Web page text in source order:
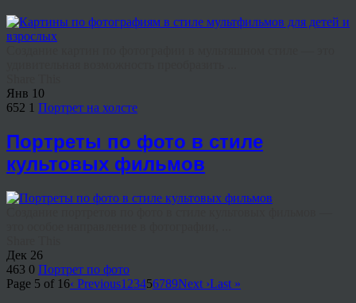
Янв 10
652 1 Портрет на холсте
Портреты по фото в стиле
культовых фильмов
Дек 26
463 0 Портрет по фото
Page 5 of 16‹ Previous1 23456789Next ›Last »